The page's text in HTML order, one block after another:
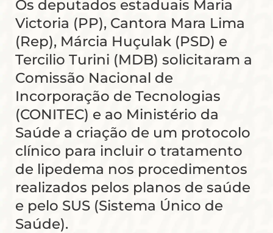
Os deputados estaduais Maria
Victoria (PP), Cantora Mara Lima
(Rep), Márcia Huçulak (PSD) e
Tercilio Turini (MDB) solicitaram a
Comissão Nacional de
Incorporação de Tecnologias
(CONITEC) e ao Ministério da
Saúde a criação de um protocolo
clínico para incluir o tratamento
de lipedema nos procedimentos
realizados pelos planos de saúde
e pelo SUS (Sistema Único de
Saúde).